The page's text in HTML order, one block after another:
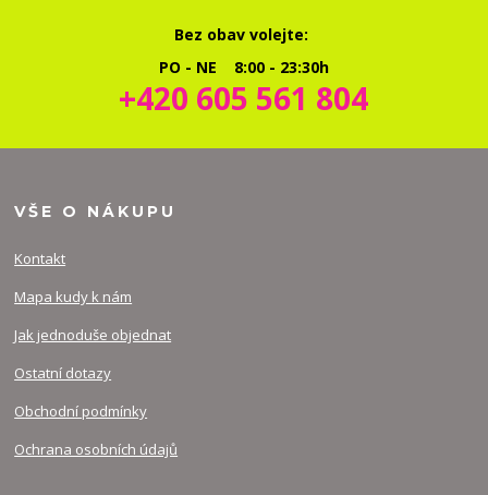
Bez obav volejte:
PO - NE 8:00 - 23:30h
+420 605 561 804
VŠE O NÁKUPU
Kontakt
Mapa kudy k nám
Jak jednoduše objednat
Ostatní dotazy
Obchodní podmínky
Ochrana osobních údajů